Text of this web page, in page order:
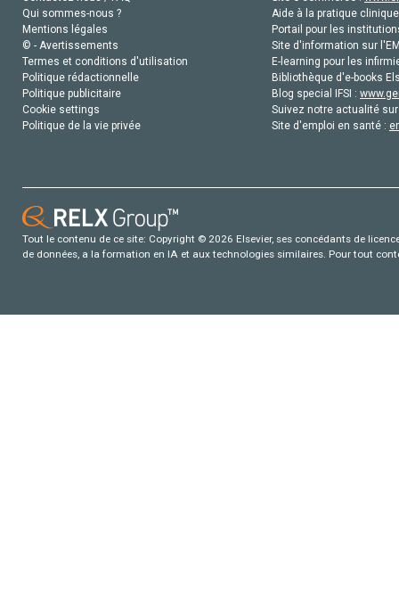
Qui sommes-nous ?
Mentions légales
© - Avertissements
Termes et conditions d'utilisation
Politique rédactionnelle
Politique publicitaire
Cookie settings
Politique de la vie privée
Aide à la pratique
Portail pour les
Site d'information sur
E-learning pour les
Bibliothèque d'e-books
Blog special IFSI :
Suivez notre actualité
Site d'emploi en santé :
Tout le contenu de ce site: Copyright © 2026 Elsevier, ses concédants de
de données, a la formation en IA et aux technologies similaires. Pour tout